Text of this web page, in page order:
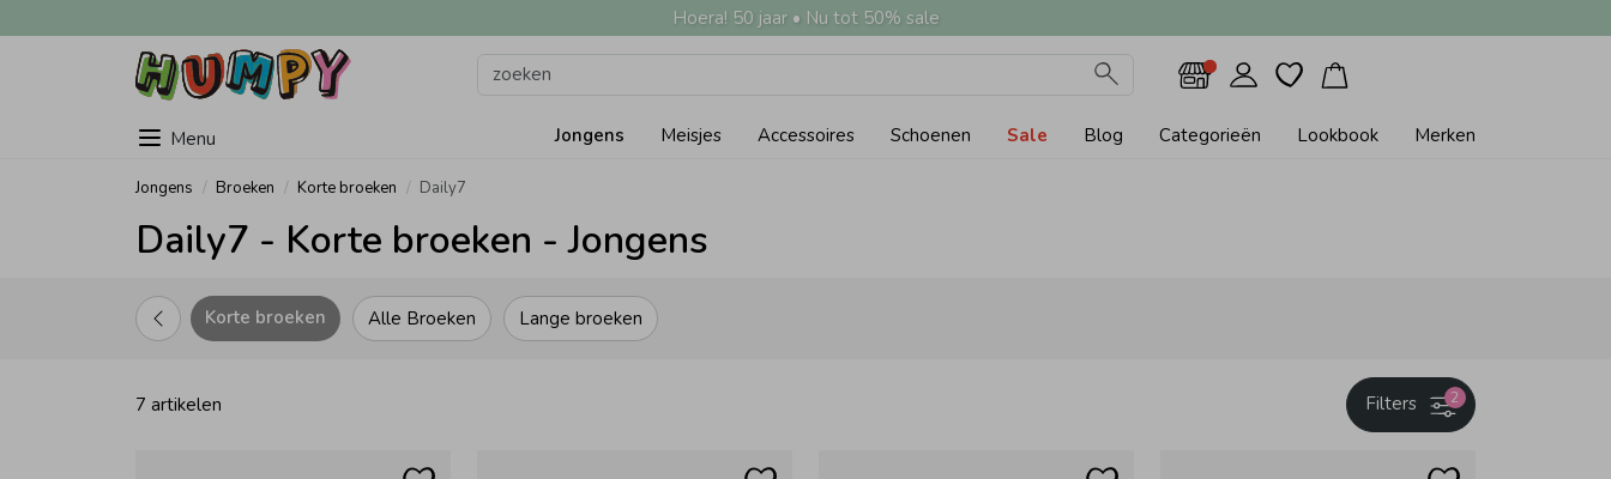
Hoera! 50 jaar • Nu tot 50% sale
Menu Jongens Meisjes Accessoires Schoenen Sale Blog Categorieën Lookbook Merken
Jongens Broeken Korte broeken Daily7
Daily7 - Korte broeken - Jongens
Alle Broeken
Korte broeken Lange broeken
7 artikelen 2
Filters